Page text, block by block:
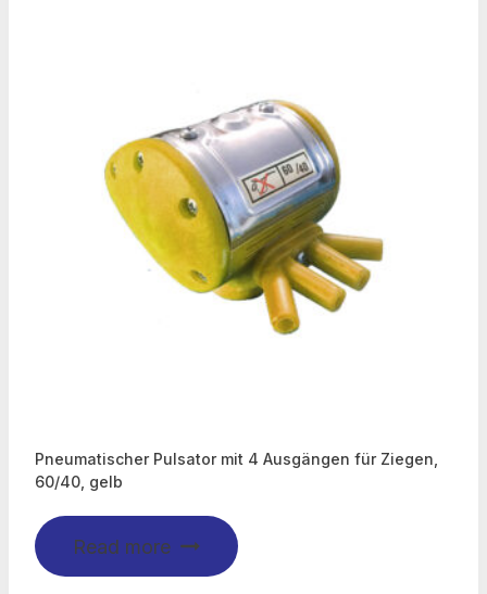
Pneumatischer Pulsator mit 4 Ausgängen für Ziegen,
60/40, gelb
Read more